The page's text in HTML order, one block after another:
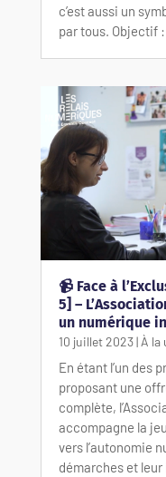
c’est aussi un
par tous. Objectif
📹 Face à
5] –
un numérique
10 juillet 2023|À la
En étant l’un des
proposant une
complète,
accompagne la
vers l’autonomie
démarches et